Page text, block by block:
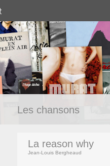
Les chansons
La reason why
Jean-Louis Bergheaud